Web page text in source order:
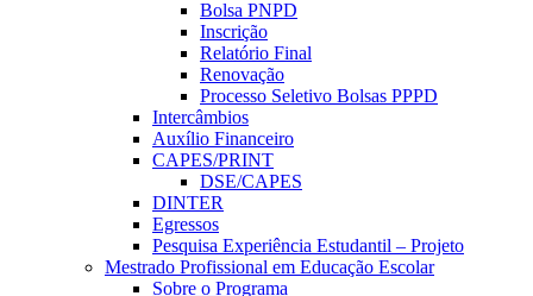
Bolsa PNPD
Inscrição
Relatório Final
Renovação
Processo Seletivo Bolsas PPPD
Intercâmbios
Auxílio Financeiro
CAPES/PRINT
DSE/CAPES
DINTER
Egressos
Pesquisa Experiência Estudantil – Projeto
Mestrado Profissional em Educação Escolar
Sobre o Programa